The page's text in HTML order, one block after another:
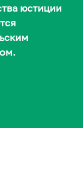
юстиции